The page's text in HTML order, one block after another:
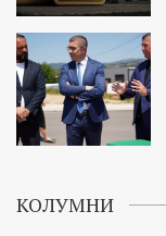
КОЛУМНИ